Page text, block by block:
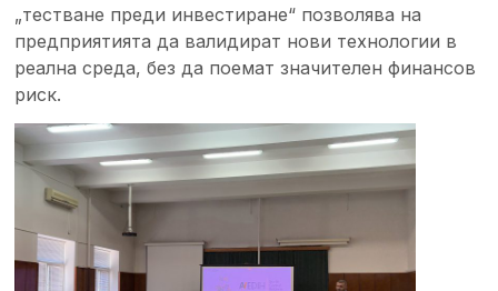
„тестване преди инвестиране“ позволява на
предприятията да валидират нови технологии в
реална среда, без да поемат значителен финансов
риск.